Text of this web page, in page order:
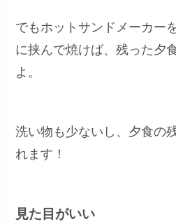
でもホットサンドメーカー
に挟んで焼けば、残った夕
よ。
洗い物も少ないし、夕食の
れます！
見た目がいい